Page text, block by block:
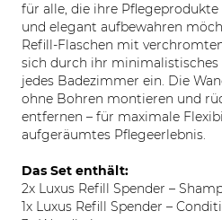
für alle, die ihre
und elegant aufbewahren
Refill-Flaschen mit
sich durch ihr
jedes Badezimmer ein. Die
ohne Bohren montieren und
entfernen – für maximale
aufgeräumtes Pflegeerlebnis.
Das Set enthält:
2x Luxus Refill Spender –
1x Luxus Refill Spender –